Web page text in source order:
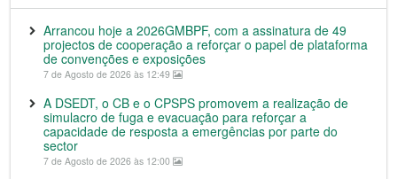
Arrancou hoje a 2026GMBPF, com a assinatura de 49
projectos de cooperação a reforçar o papel de plataforma
de convenções e exposições
7 de Agosto de 2026 às 12:49
A DSEDT, o CB e o CPSPS promovem a realização de
simulacro de fuga e evacuação para reforçar a
capacidade de resposta a emergências por parte do
sector
7 de Agosto de 2026 às 12:00